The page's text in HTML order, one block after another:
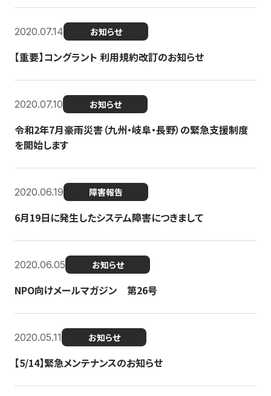
2020.07.14 お知らせ
【重要】コングラント 利用規約改訂のお知らせ
2020.07.10 お知らせ
令和2年7月豪雨災害（九州・岐阜・長野）の緊急支援制度
を開始します
2020.06.19 障害報告
6月19日に発生したシステム障害につきまして
2020.06.05 お知らせ
NPO向けメールマガジン 第26号
2020.05.11 お知らせ
【5/14】緊急メンテナンスのお知らせ